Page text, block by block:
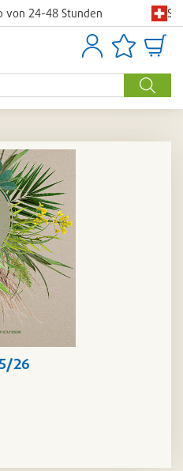
von 24-48 Stunden
Suche
AnmeldenArtikellisten
26